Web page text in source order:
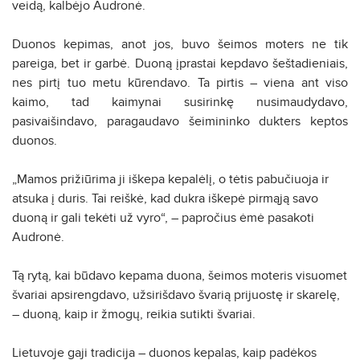
veidą, kalbėjo Audronė.
Duonos kepimas, anot jos, buvo šeimos moters ne tik
pareiga, bet ir garbė. Duoną įprastai kepdavo šeštadieniais,
nes pirtį tuo metu kūrendavo. Ta pirtis – viena ant viso
kaimo, tad kaimynai susirinkę nusimaudydavo,
pasivaišindavo, paragaudavo šeimininko dukters keptos
duonos.
„Mamos prižiūrima ji iškepa kepalėlį, o tėtis pabučiuoja ir
atsuka į duris. Tai reiškė, kad dukra iškepė pirmąją savo
duoną ir gali tekėti už vyro“, – papročius ėmė pasakoti
Audronė.
Tą rytą, kai būdavo kepama duona, šeimos moteris visuomet
švariai apsirengdavo, užsirišdavo švarią prijuostę ir skarelę,
– duoną, kaip ir žmogų, reikia sutikti švariai.
Lietuvoje gaji tradicija – duonos kepalas, kaip padėkos